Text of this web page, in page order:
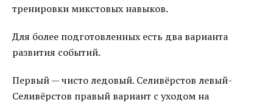
тренировки микстовых навыков.
Для более подготовленных есть два варианта
развития событий.
Первый — чисто ледовый. Селивёрстов левый-
Селивёрстов правый вариант с уходом на